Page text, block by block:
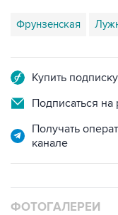
Фрунзенская
Купить
Подписаться на
Получать
канале
ФОТОГАЛЕРЕИ